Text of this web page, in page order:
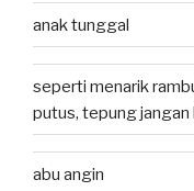
anak tunggal
seperti menarik
putus, tepung jangan
abu angin